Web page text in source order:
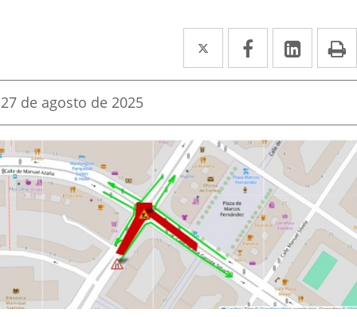
Twitter
Enlace
a
aplicación
externa.
Facebook
Enlace
a
aplicación
externa.
Enlace
a
Fecha
la
noticia
27 de agosto de 2025